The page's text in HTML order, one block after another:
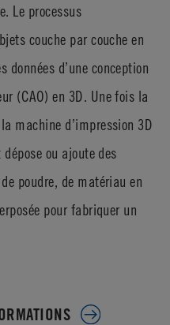
Le processus
couche par couche en
données d’une conception
(CAO) en 3D. Une fois la
machine d’impression 3D
ou ajoute des
poudre, de matériau en
pour fabriquer un